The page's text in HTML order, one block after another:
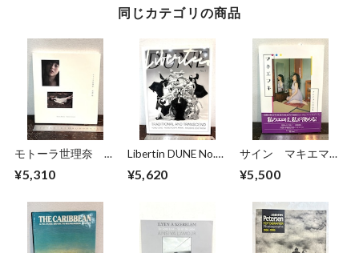
同じカテゴリの商品
モトーラ世理奈
¥5,310
Libertin DUNE No.5
TRANSCEND
¥5,620
サイン マキエマキ
¥5,500